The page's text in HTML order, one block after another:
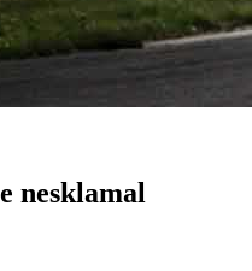
nesklamal